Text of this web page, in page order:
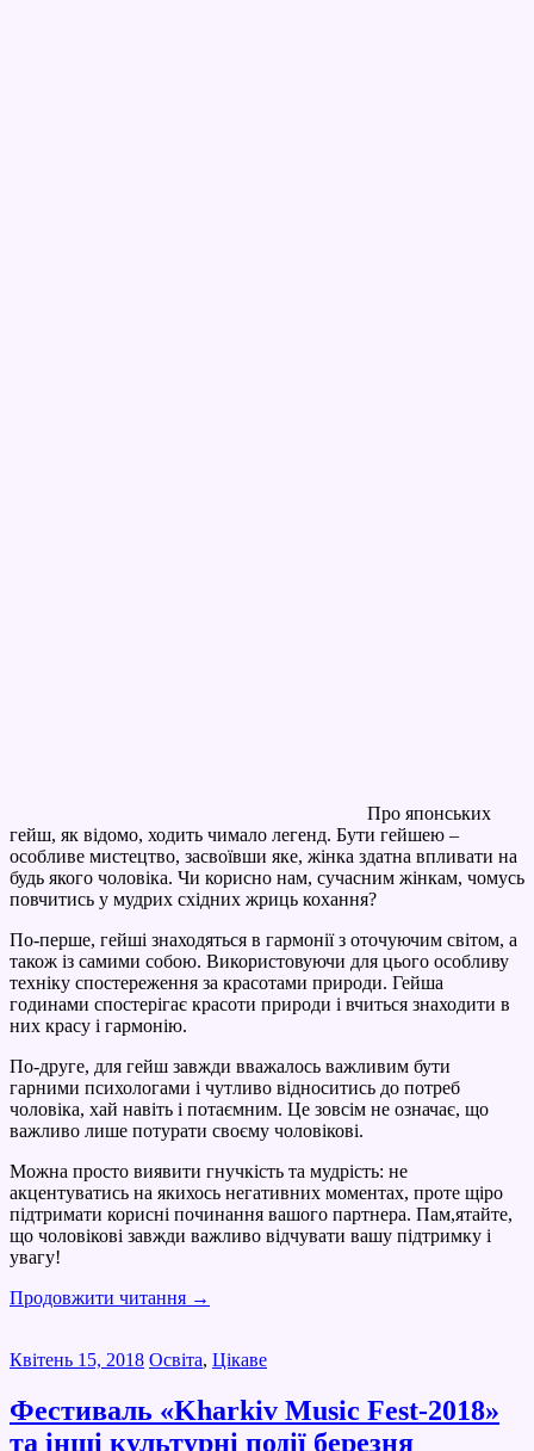
Про японських
гейш, як відомо, ходить чимало легенд. Бути гейшею –
особливе мистецтво, засвоївши яке, жінка здатна впливати на
будь якого чоловіка. Чи корисно нам, сучасним жінкам, чомусь
повчитись у мудрих східних жриць кохання?
По-перше, гейші знаходяться в гармонії з оточуючим світом, а
також із самими собою. Використовуючи для цього особливу
техніку спостереження за красотами природи. Гейша
годинами спостерігає красоти природи і вчиться знаходити в
них красу і гармонію.
По-друге, для гейш завжди вважалось важливим бути
гарними психологами і чутливо відноситись до потреб
чоловіка, хай навіть і потаємним. Це зовсім не означає, що
важливо лише потурати своєму чоловікові.
Можна просто виявити гнучкість та мудрість: не
акцентуватись на якихось негативних моментах, проте щіро
підтримати корисні починання вашого партнера. Пам,ятайте,
що чоловікові завжди важливо відчувати вашу підтримку і
увагу!
Продовжити читання →
Квітень 15, 2018 Освіта, Цікаве
Фестиваль «Kharkiv Music Fest-2018»
та інші культурні події березня